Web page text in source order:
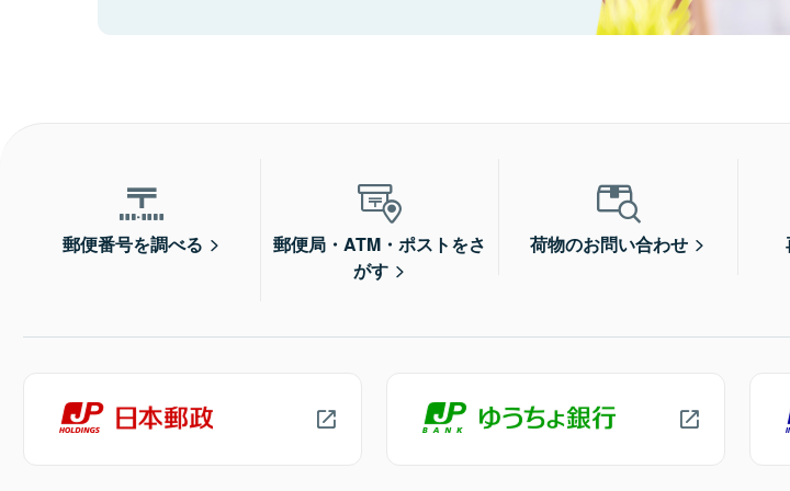
郵便番号を調べる
郵便局・ATM・ポストをさ
がす
荷物のお問い合わせ